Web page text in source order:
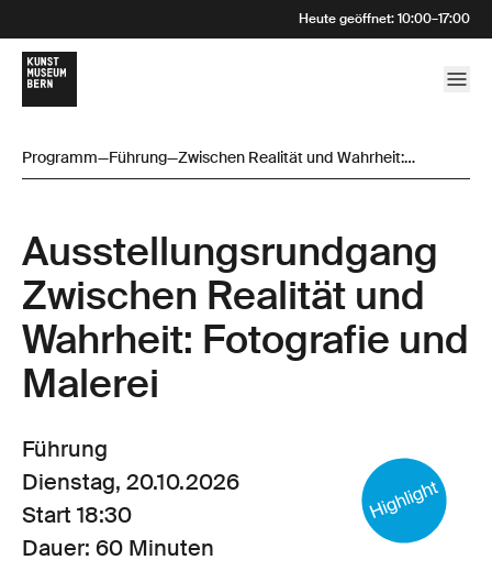
Heute geöffnet: 10:00–17:00
Programm—Führung—Zwischen Realität und Wahrheit:
Fotografie und Malerei
Ausstellungsrund­gang
Zwischen Realität und
Wahrheit: Fotografie und
Malerei
Führung
Dienstag, 20.10.2026
Start 18:30
Dauer: 60 Minuten